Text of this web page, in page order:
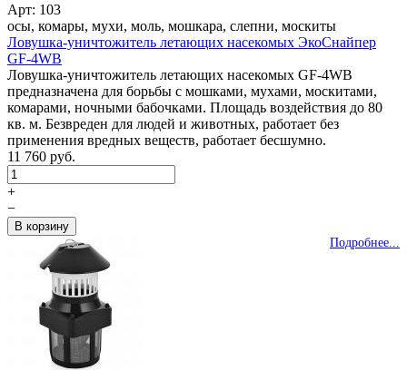
Арт: 103
осы, комары, мухи, моль, мошкара, слепни, москиты
Ловушка-уничтожитель летающих насекомых ЭкоСнайпер
GF-4WB
Ловушка-уничтожитель летающих насекомых GF-4WB
предназначена для борьбы с мошками, мухами, москитами,
комарами, ночными бабочками. Площадь воздействия до 80
кв. м. Безвреден для людей и животных, работает без
применения вредных веществ, работает бесшумно.
11 760 руб.
+
−
Подробнее...